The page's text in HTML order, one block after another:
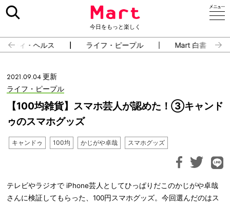
今日をもっと楽しく
ーティ・ヘルス ライフ・ピープル Mart 白書
2021.09.04 更新
ライフ・ピープル
【100均雑貨】スマホ芸人が認めた！③キャンド
ゥのスマホグッズ
キャンドゥ 100均 かじがや卓哉 スマホグッズ
テレビやラジオで iPhone芸人としてひっぱりだこのかじがや卓哉
さんに検証してもらった、100円スマホグッズ。今回選んだのはス